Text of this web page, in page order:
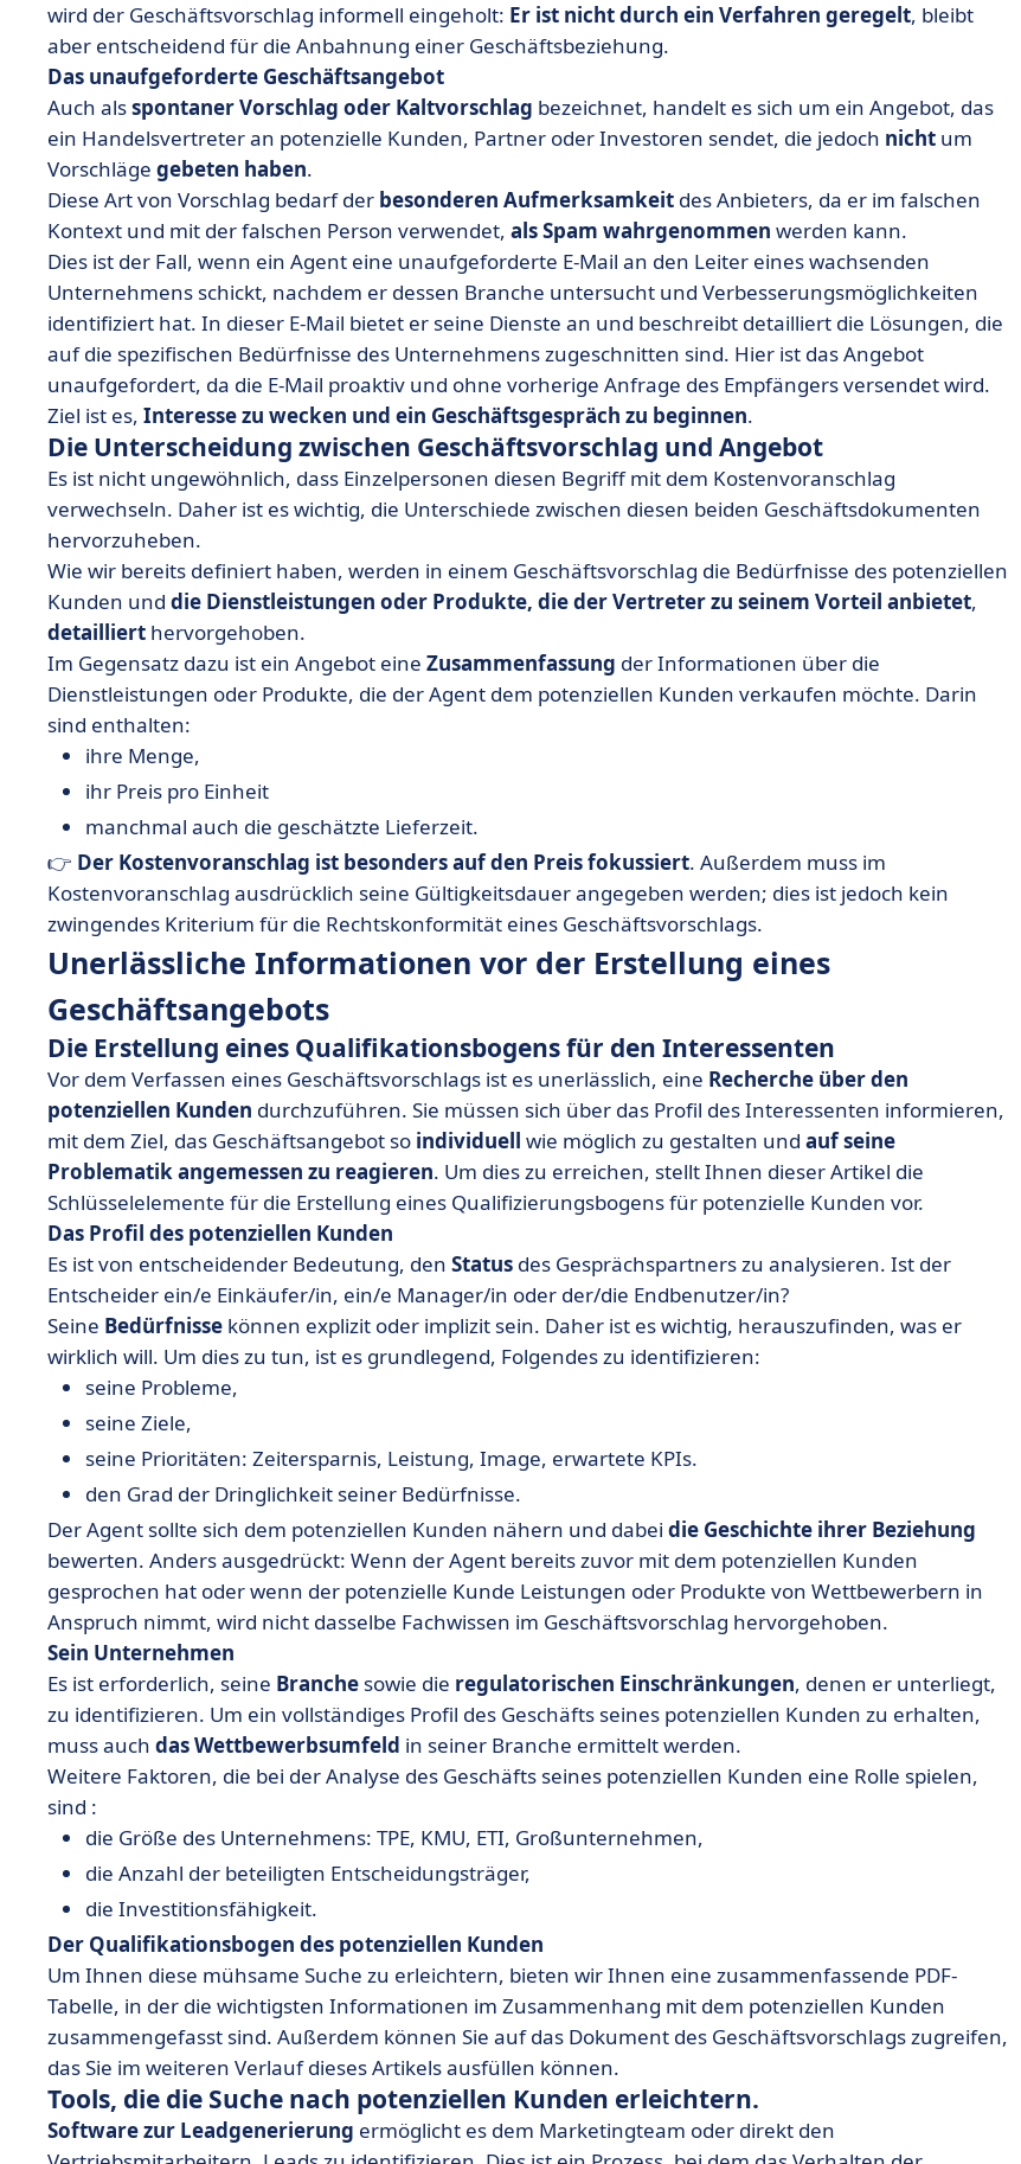
wird der Geschäftsvorschlag informell eingeholt: Er ist nicht durch ein Verfahren geregelt, bleibt
aber entscheidend für die Anbahnung einer Geschäftsbeziehung.
Das unaufgeforderte Geschäftsangebot
Auch alsspontaner Vorschlag oder Kaltvorschlag bezeichnet, handelt es sich um ein Angebot, das
ein Handelsvertreter an potenzielle Kunden, Partner oder Investoren sendet, die jedoch nicht um
Vorschläge gebeten haben.
Diese Art von Vorschlag bedarf der besonderen Aufmerksamkeit des Anbieters, da er im falschen
Kontext und mit der falschen Person verwendet, als Spam wahrgenommen werden kann.
Dies ist der Fall, wenn ein Agent eine unaufgeforderte E-Mail an den Leiter eines wachsenden
Unternehmens schickt, nachdem er dessen Branche untersucht und Verbesserungsmöglichkeiten
identifiziert hat. In dieser E-Mail bietet er seine Dienste an und beschreibt detailliert die Lösungen, die
auf die spezifischen Bedürfnisse des Unternehmens zugeschnitten sind. Hier ist das Angebot
unaufgefordert, da die E-Mail proaktiv und ohne vorherige Anfrage des Empfängers versendet wird.
Ziel ist es, Interesse zu wecken und ein Geschäftsgespräch zu beginnen.
Die Unterscheidung zwischen Geschäftsvorschlag und Angebot
Es ist nicht ungewöhnlich, dass Einzelpersonen diesen Begriff mit dem Kostenvoranschlag
verwechseln. Daher ist es wichtig, die Unterschiede zwischen diesen beiden Geschäftsdokumenten
hervorzuheben.
Wie wir bereits definiert haben, werden in einem Geschäftsvorschlag die Bedürfnisse des potenziellen
Kunden und die Dienstleistungen oder Produkte, die der Vertreter zu seinem Vorteil anbietet,
detailliert hervorgehoben.
Im Gegensatz dazu ist ein Angebot eine Zusammenfassung der Informationen über die
Dienstleistungen oder Produkte, die der Agent dem potenziellen Kunden verkaufen möchte. Darin
sind enthalten:
ihre Menge,
ihr Preis pro Einheit
manchmal auch die geschätzte Lieferzeit.
👉 Der Kostenvoranschlag ist besonders auf den Preis fokussiert. Außerdem muss im
Kostenvoranschlag ausdrücklich seine Gültigkeitsdauer angegeben werden; dies ist jedoch kein
zwingendes Kriterium für die Rechtskonformität eines Geschäftsvorschlags.
Unerlässliche Informationen vor der Erstellung eines
Geschäftsangebots
Die Erstellung eines Qualifikationsbogens für den Interessenten
Vor dem Verfassen eines Geschäftsvorschlags ist es unerlässlich, eine Recherche über den
potenziellen Kunden durchzuführen. Sie müssen sich über das Profil des Interessenten informieren,
mit dem Ziel, das Geschäftsangebot so individuell wie möglich zu gestalten und auf seine
Problematik angemessen zu reagieren. Um dies zu erreichen, stellt Ihnen dieser Artikel die
Schlüsselelemente für die Erstellung eines Qualifizierungsbogens für potenzielle Kunden vor.
Das Profil des potenziellen Kunden
Es ist von entscheidender Bedeutung, den Status des Gesprächspartners zu analysieren. Ist der
Entscheider ein/e Einkäufer/in, ein/e Manager/in oder der/die Endbenutzer/in?
Seine Bedürfnisse können explizit oder implizit sein. Daher ist es wichtig, herauszufinden, was er
wirklich will. Um dies zu tun, ist es grundlegend, Folgendes zu identifizieren:
seine Probleme,
seine Ziele,
seine Prioritäten: Zeitersparnis, Leistung, Image, erwartete KPIs.
den Grad der Dringlichkeit seiner Bedürfnisse.
Der Agent sollte sich dem potenziellen Kunden nähern und dabei die Geschichte ihrer Beziehung
bewerten. Anders ausgedrückt: Wenn der Agent bereits zuvor mit dem potenziellen Kunden
gesprochen hat oder wenn der potenzielle Kunde Leistungen oder Produkte von Wettbewerbern in
Anspruch nimmt, wird nicht dasselbe Fachwissen im Geschäftsvorschlag hervorgehoben.
Sein Unternehmen
Es ist erforderlich, seine Branche sowie die regulatorischen Einschränkungen, denen er unterliegt,
zu identifizieren. Um ein vollständiges Profil des Geschäfts seines potenziellen Kunden zu erhalten,
muss auch das Wettbewerbsumfeld in seiner Branche ermittelt werden.
Weitere Faktoren, die bei der Analyse des Geschäfts seines potenziellen Kunden eine Rolle spielen,
sind :
die Größe des Unternehmens: TPE, KMU, ETI, Großunternehmen,
die Anzahl der beteiligten Entscheidungsträger,
die Investitionsfähigkeit.
Der Qualifikationsbogen des potenziellen Kunden
Um Ihnen diese mühsame Suche zu erleichtern, bieten wir Ihnen eine zusammenfassende PDF-
Tabelle, in der die wichtigsten Informationen im Zusammenhang mit dem potenziellen Kunden
zusammengefasst sind. Außerdem können Sie auf das Dokument des Geschäftsvorschlags zugreifen,
das Sie im weiteren Verlauf dieses Artikels ausfüllen können.
Tools, die die Suche nach potenziellen Kunden erleichtern.
Software zur Leadgenerierung ermöglicht es dem Marketingteam oder direkt den